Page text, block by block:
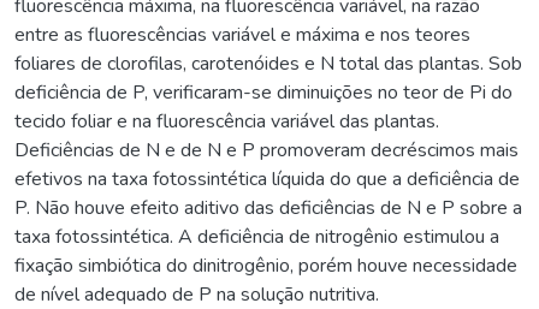
fluorescência máxima, na fluorescência variável, na razão
entre as fluorescências variável e máxima e nos teores
foliares de clorofilas, carotenóides e N total das plantas. Sob
deficiência de P, verificaram-se diminuições no teor de Pi do
tecido foliar e na fluorescência variável das plantas.
Deficiências de N e de N e P promoveram decréscimos mais
efetivos na taxa fotossintética líquida do que a deficiência de
P. Não houve efeito aditivo das deficiências de N e P sobre a
taxa fotossintética. A deficiência de nitrogênio estimulou a
fixação simbiótica do dinitrogênio, porém houve necessidade
de nível adequado de P na solução nutritiva.